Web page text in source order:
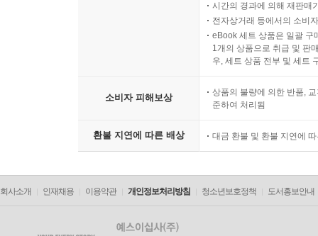
시간의 경과에 의해 재판매
전자상거래 등에서의 소비
eBook 세트 상품은 일괄 구
1개의 상품으로 취급 및 판
우, 세트 상품 전부 및 세트
소비자 피해보상
상품의 불량에 의한 반품,
준하여 처리됨
환불 지연에 따른 배상 대금 환불 및 환불 지연에
회사소개 인재채용 이용약관 개인정보처리방침 청소년보호정책 도서홍보안내